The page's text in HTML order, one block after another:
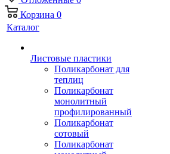
Корзина 0
Каталог
Листовые пластики
Поликарбонат для
теплиц
Поликарбонат
монолитный
профилированный
Поликарбонат
сотовый
Поликарбонат